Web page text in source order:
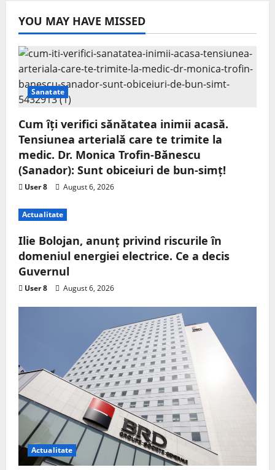
YOU MAY HAVE MISSED
Sanatate
Cum îți verifici sănătatea inimii acasă.
Tensiunea arterială care te trimite la
medic. Dr. Monica Trofin-Bănescu
(Sanador): Sunt obiceiuri de bun-simț!
User 8 August 6, 2026
Actualitate
Ilie Bolojan, anunț privind riscurile în
domeniul energiei electrice. Ce a decis
Guvernul
User 8 August 6, 2026
Actualitate